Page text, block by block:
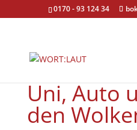
0170 - 93 124 34
Uni, Auto
den